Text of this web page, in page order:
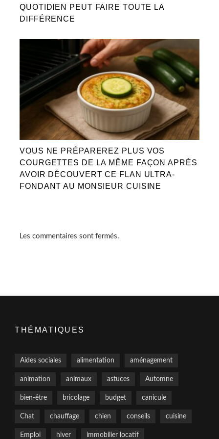
QUOTIDIEN PEUT FAIRE TOUTE LA
DIFFÉRENCE
VOUS NE PRÉPAREREZ PLUS VOS
COURGETTES DE LA MÊME FAÇON APRÈS
AVOIR DÉCOUVERT CE FLAN ULTRA-
FONDANT AU MONSIEUR CUISINE
Les commentaires sont fermés.
THÉMATIQUES
Aides sociales alimentation aménagement
animation animaux astuces Automne
bien-être bricolage budget canicule
Chat chauffage chien conseils cuisine
Emploi hiver immobilier locatif